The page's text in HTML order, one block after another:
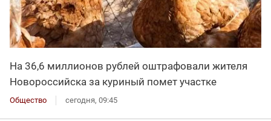
На 36,6 миллионов рублей оштрафовали жителя
Новороссийска за куриный помет участке
Общество сегодня, 09:45